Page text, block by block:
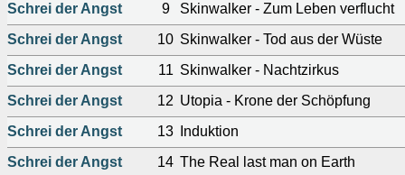
Schrei der Angst
9
Skinwalker - Zum Leben verflucht
Schrei der Angst
10 Skinwalker - Tod aus der Wüste
Schrei der Angst
11 Skinwalker - Nachtzirkus
Schrei der Angst
12 Utopia - Krone der Schöpfung
Schrei der Angst
13
Induktion
Schrei der Angst
14 The Real last man on Earth